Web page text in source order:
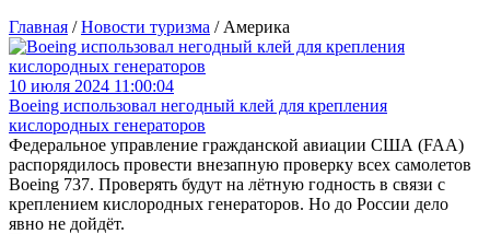
Главная /Новости туризма / Америка
10 июля 2024 11:00:04
Boeing использовал негодный клей для крепления
кислородных генераторов
Федеральное управление гражданской авиации США (FAA)
распорядилось провести внезапную проверку всех самолетов
Boeing 737. Проверять будут на лётную годность в связи с
креплением кислородных генераторов. Но до России дело
явно не дойдёт.